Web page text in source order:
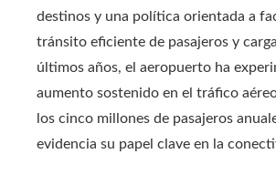
destinos y una política orientada a
tránsito eficiente de pasajeros y
últimos años, el aeropuerto ha
aumento sostenido en el tráfico
los cinco millones de pasajeros
evidencia su papel clave en la